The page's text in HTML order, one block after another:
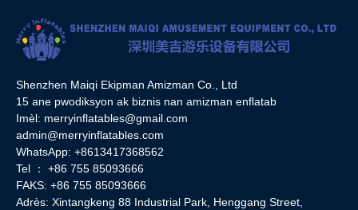
Shenzhen Maiqi Ekipman Amizman Co., Ltd
15 ane pwodiksyon ak biznis nan amizman enflatab
Imèl: merryinflatables@gmail.com
admin@merryinflatables.com
WhatsApp: +8613417368562
Tel ： +86 755 85093666
FAKS: +86 755 85093666
Adrès: Xintangkeng 88 Industrial Park, Henggang Street,